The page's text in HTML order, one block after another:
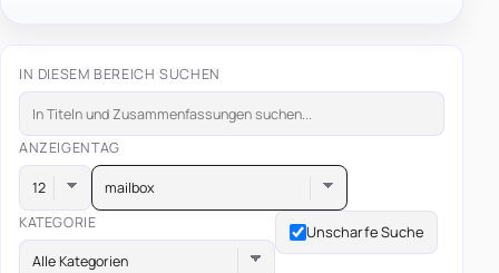
IN DIESEM BEREICH SUCHEN
ANZEIGENTAG
mailbox
KATEGORIE
Alle Kategorien
Unscharfe Suche